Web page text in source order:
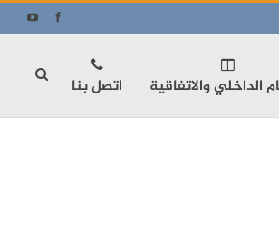
الداخلي والاتفاقية اتصل بنا